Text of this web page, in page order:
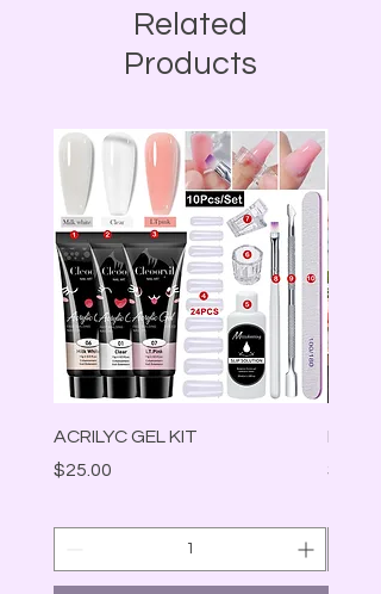
Related
Products
ACRILYC GEL KIT
Precio
$25.00
Precio
$30.00